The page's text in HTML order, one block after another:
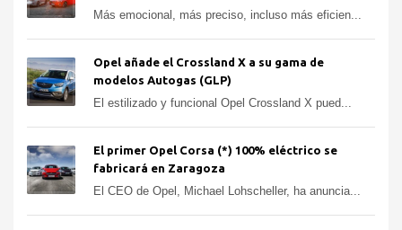
Más emocional, más preciso, incluso más eficien...
Opel añade el Crossland X a su gama de
modelos Autogas (GLP)
El estilizado y funcional Opel Crossland X pued...
El primer Opel Corsa (*) 100% eléctrico se
fabricará en Zaragoza
El CEO de Opel, Michael Lohscheller, ha anuncia...